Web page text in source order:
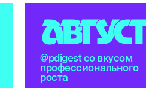
АВГУСТ
@pdigest со вкусом
профессионального
роста